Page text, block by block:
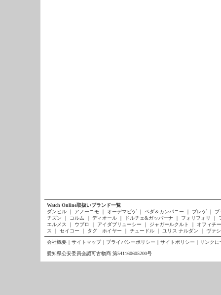
Watch Online取扱いブランド一覧
ダンヒル
｜ アノーニモ ｜ オーデマピゲ ｜ ベダ＆カンパニー ｜ ブレゲ ｜
ブ
チズン
｜ コルム ｜ ディオール ｜ ドルチェ&ガッバーナ ｜ フォリフォリ ｜
エルメス
｜ ウブロ ｜ アイダブリューシー ｜ ジャガールクルト ｜
オフィチ
ス
｜ セイコー ｜ タグ ホイヤー ｜ チュードル ｜ ユリス ナルダン ｜ ヴァ
会社概要 ｜ サイトマップ｜ プライバシーポリシー ｜ サイトポリシー ｜ リンクに
愛知県公安委員会認可古物商 第541160605200号